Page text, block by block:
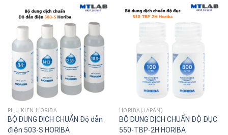
PHỤ KIỆN HORIBA
BỘ DUNG DỊCH CHUẨN Độ dẫn
điện 503-S HORIBA
HORIBA(JAPAN)
BỘ DUNG DỊCH CHUẨN ĐỘ ĐỤC
550-TBP-2H HORIBA